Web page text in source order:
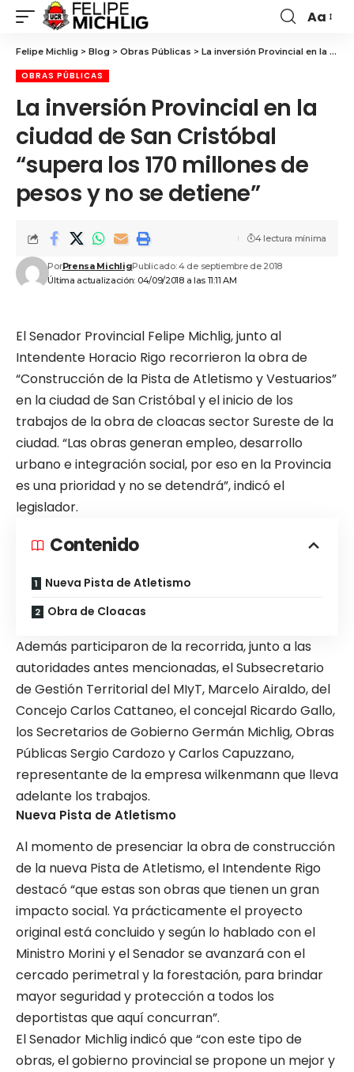
Aa
Felipe Michlig > Blog > Obras Públicas > La inversión Provincial en la ciudad de San Cristóbal “supera los 170 millones de pesos y no se detiene”
OBRAS PÚBLICAS
La inversión Provincial en la
ciudad de San Cristóbal
“supera los 170 millones de
pesos y no se detiene”
Última actualización: 04/09/2018 a las 11:11 AM
PorPrensa MichligPublicado: 4 de septiembre de 2018
4 lectura mínima
El Senador Provincial Felipe Michlig, junto al
Intendente Horacio Rigo recorrieron la obra de
“Construcción de la Pista de Atletismo y Vestuarios”
en la ciudad de San Cristóbal y el inicio de los
trabajos de la obra de cloacas sector Sureste de la
ciudad. “Las obras generan empleo, desarrollo
urbano e integración social, por eso en la Provincia
es una prioridad y no se detendrá”, indicó el
legislador.
Contenido
Nueva Pista de Atletismo
Obra de Cloacas
Además participaron de la recorrida, junto a las
autoridades antes mencionadas, el Subsecretario
de Gestión Territorial del MIyT, Marcelo Airaldo, del
Concejo Carlos Cattaneo, el concejal Ricardo Gallo,
los Secretarios de Gobierno Germán Michlig, Obras
Públicas Sergio Cardozo y Carlos Capuzzano,
representante de la empresa wilkenmann que lleva
adelante los trabajos.
Nueva Pista de Atletismo
Al momento de presenciar la obra de construcción
de la nueva Pista de Atletismo, el Intendente Rigo
destacó “que estas son obras que tienen un gran
impacto social. Ya prácticamente el proyecto
original está concluido y según lo hablado con el
Ministro Morini y el Senador se avanzará con el
cercado perimetral y la forestación, para brindar
mayor seguridad y protección a todos los
deportistas que aquí concurran”.
El Senador Michlig indicó que “con este tipo de
obras, el gobierno provincial se propone un mejor y